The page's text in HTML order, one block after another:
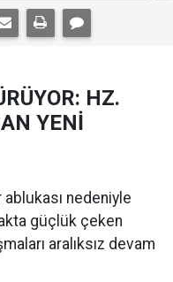
HZ.
YENİ
ablukası nedeniyle
güçlük çeken
aralıksız devam